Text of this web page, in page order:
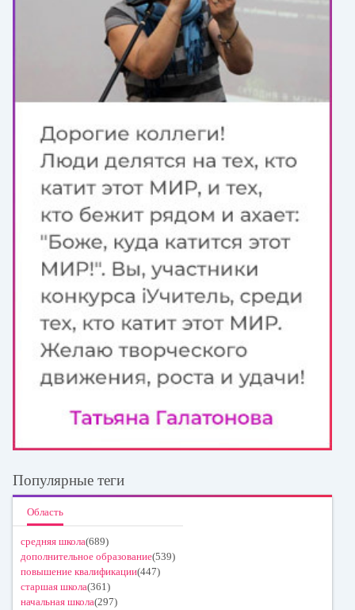
Популярные теги
Область
средняя школа(689)
дополнительное образование(539)
повышение квалификации(447)
старшая школа(361)
начальная школа(297)